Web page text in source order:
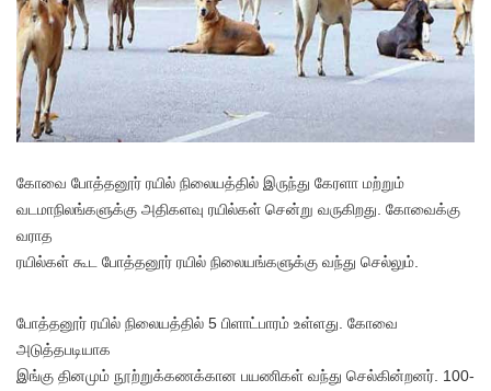
கோவை போத்தனூர் ரயில் நிலையத்தில் இருந்து கேரளா மற்றும்
வடமாநிலங்களுக்கு அதிகளவு ரயில்கள் சென்று வருகிறது. கோவைக்கு
வராத
ரயில்கள் கூட போத்தனூர் ரயில் நிலையங்களுக்கு வந்து செல்லும்.
போத்தனூர் ரயில் நிலையத்தில் 5 பிளாட்பாரம் உள்ளது. கோவை
அடுத்தபடியாக
இங்கு தினமும் நூற்றுக்கணக்கான பயணிகள் வந்து செல்கின்றனர். 100-